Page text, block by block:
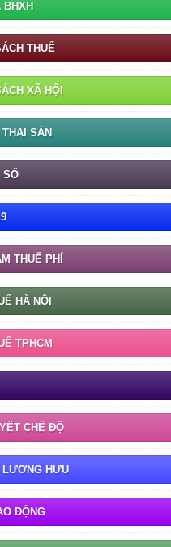
BHXH
THUẾ
XÃ HỘI
SẢN
SỐ
THUẾ PHÍ
HÀ NỘI
TPHCM
CHẾ ĐỘ
LƯƠNG HƯU
ĐỘNG